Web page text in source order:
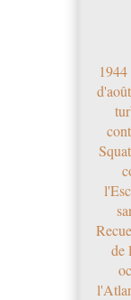
1944
d'août
de